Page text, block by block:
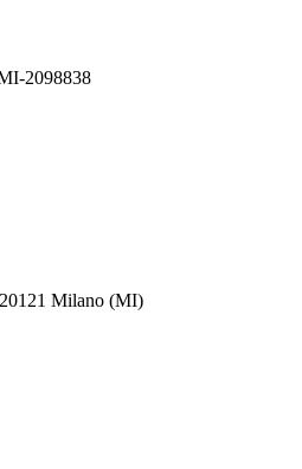
2098838
Milano (MI)